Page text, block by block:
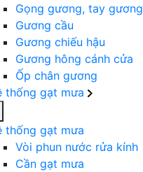
Gọng gương, tay gương
Gương cầu
Gương chiếu hậu
Gương hông cánh cửa
Ốp chân gương
thống gạt mưa
thống gạt mưa
Vòi phun nước rửa kính
Cần gạt mưa